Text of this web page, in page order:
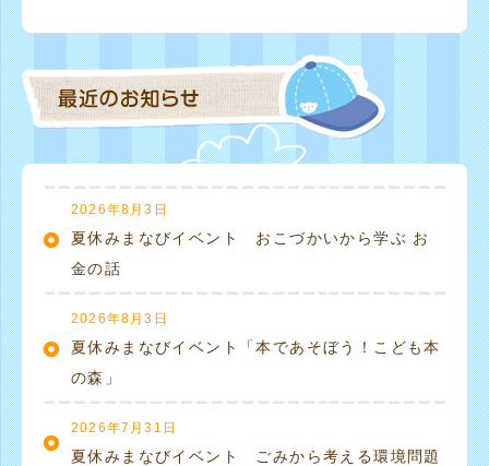
2026年8月3日
夏休みまなびイベント おこづかいから学ぶ お
金の話
2026年8月3日
夏休みまなびイベント「本であそぼう！こども本
の森」
2026年7月31日
夏休みまなびイベント ごみから考える環境問題